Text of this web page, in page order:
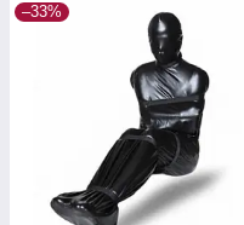
–33%